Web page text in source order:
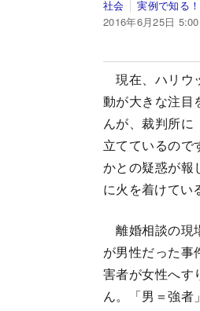
社会
実例で知る
2016年6月25日 5:00
現在、ハリウ
動が大きな注目
んが、裁判所に
立てているので
かとの疑惑が報
に火を着けてい
離婚相談の現
が男性だった事
害者が女性へす
ん。「男＝強者